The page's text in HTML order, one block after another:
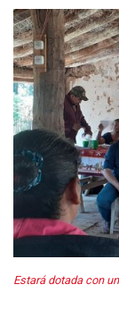
Estará dotada con